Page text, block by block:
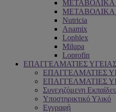
Nutricia
Anamix
Lophlex
Milupa
Loprofin
ΕΠΑΓΓΕΛΜΑΤΙΕΣ
ΕΠΑΓΓΕΛΜΑΤΙΕΣ
ΕΠΑΓΓΕΛΜΑΤΙΕΣ
Συνεχιζόμενη
Υποστηρικτικό Υλικό
Εγγραφή